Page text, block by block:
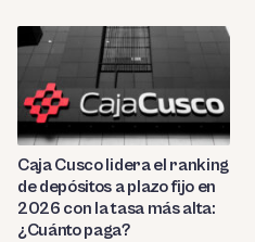
Caja Cusco lidera el ranking
de depósitos a plazo fijo en
2026 con la tasa más alta:
¿Cuánto paga?